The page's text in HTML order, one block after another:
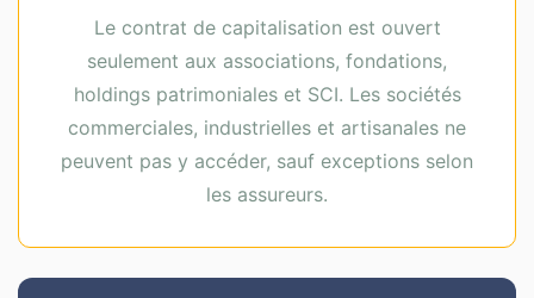
Le contrat de capitalisation est ouvert
seulement aux associations, fondations,
holdings patrimoniales et SCI. Les sociétés
commerciales, industrielles et artisanales ne
peuvent pas y accéder, sauf exceptions selon
les assureurs.